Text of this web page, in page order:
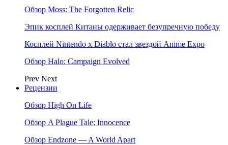
Обзор Moss: The Forgotten Relic
Эпик косплей Китаны одерживает безупречную победу
Косплей Nintendo x Diablo стал звездой Anime Expo
Обзор Halo: Campaign Evolved
Prev Next
Рецензии
Обзор High On Life
Обзор A Plague Tale: Innocence
Обзор Endzone — A World Apart